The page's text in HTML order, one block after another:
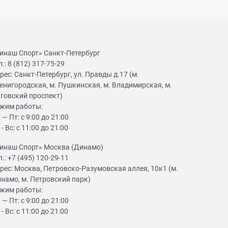
Спорт» Санкт-Петербург
8 (812) 317-75-29
Санкт-Петербург, ул. Правды д.17 (м.
м. Пушкинская, м. Владимирская, м.
проспект)
работы:
— Пт: с 9:00 до 21:00
Вс: с 11:00 до 21:00
Спорт» Москва (Динамо)
+7 (495) 120-29-11
Москва, Петровско-Разумовская аллея, 10к1 (м.
м. Петровский парк)
работы:
— Пт: с 9:00 до 21:00
Вс: с 11:00 до 21:00